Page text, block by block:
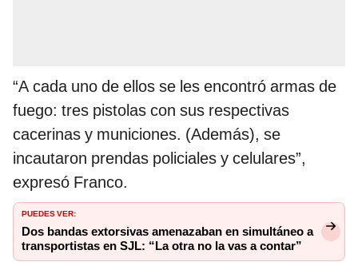
“A cada uno de ellos se les encontró armas de
fuego: tres pistolas con sus respectivas
cacerinas y municiones. (Además), se
incautaron prendas policiales y celulares”,
expresó Franco.
PUEDES VER:
Dos bandas extorsivas amenazaban en simultáneo a
transportistas en SJL: “La otra no la vas a contar”